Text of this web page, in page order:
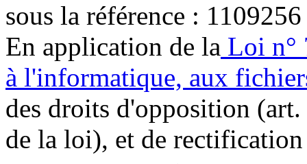
sous la référence : 1109256
En application de la Loi n°
à l'informatique, aux
des droits d'opposition
de la loi), et de